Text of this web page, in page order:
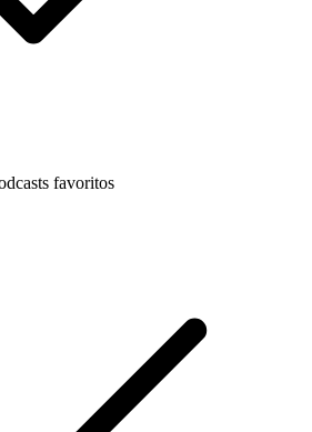
favoritos